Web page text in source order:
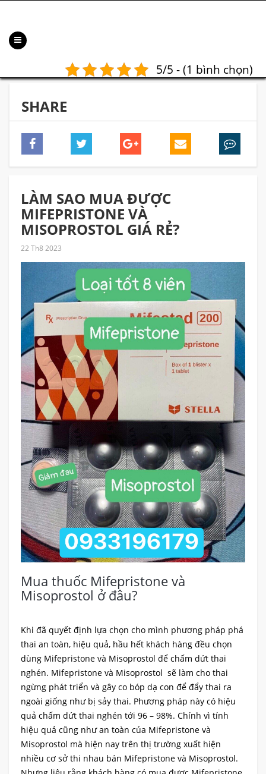
5/5 - (1 bình chọn)
SHARE
LÀM SAO MUA ĐƯỢC
MIFEPRISTONE VÀ
MISOPROSTOL GIÁ RẺ?
22 Th8 2023
Mua thuốc Mifepristone và
Misoprostol ở đâu?
Khi đã quyết định lựa chọn cho mình phương pháp phá
thai an toàn, hiệu quả, hầu hết khách hàng đều chọn
dùng Mifepristone và Misoprostol để chấm dứt thai
nghén. Mifepristone và Misoprostol sẽ làm cho thai
ngừng phát triển và gây co bóp dạ con để đẩy thai ra
ngoài giống như bị sảy thai. Phương pháp này có hiệu
quả chấm dứt thai nghén tới 96 – 98%. Chính vì tính
hiệu quả cũng như an toàn của Mifepristone và
Misoprostol mà hiện nay trên thị trường xuất hiện
nhiều cơ sở thi nhau bán Mifepristone và Misoprostol.